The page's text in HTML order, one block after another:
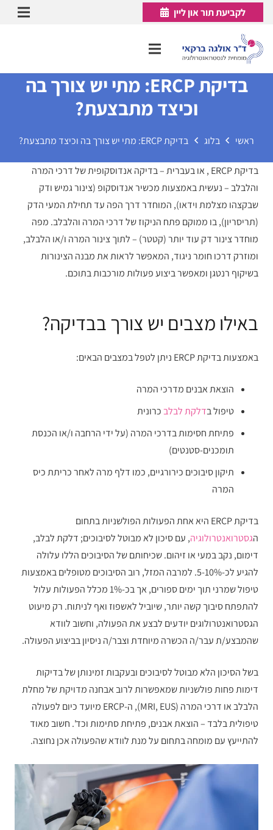
לקביעת תור און ליין
בדיקת ERCP: מתי יש צורך בה
וכיצד מתבצעת?
ראשי בלוג בדיקת ERCP: מתי יש צורך בה וכיצד מתבצעת?
בדיקת ERCP , או בעברית – בדיקה אנדוסקופית של דרכי המרה
והלבלב – נעשית באמצעות מכשיר אנדוסקופ (צינור גמיש ודק
שבקצהו מצלמת וידאו), המוחדר דרך הפה עד תחילת המעי הדק
(תריסריון), בו ממוקם פתח הניקוז של דרכי המרה והלבלב. מפה
מוחדר צינור דק עוד יותר (קטטר) – לתוך צינור המרה ו/או הלבלב,
ומוזרק דרכו חומר ניגוד, המאפשר לראות את מבנה הצינורות
בשיקוף רנטגן ומאפשר ביצוע פעולות מורכבות בתוכם.
באילו מצבים יש צורך בבדיקה?
באמצעות בדיקת ERCP ניתן לטפל במצבים הבאים:
הוצאת אבנים מדרכי המרה
טיפול בדלקת לבלבכרונית
פתיחת חסימות בדרכי המרה (על ידי הרחבה ו/או הכנסת
תומכנים-סטנטים)
תיקון סיבוכים כירורגיים, כמו דלף מרה לאחר כריתת כיס
המרה
בדיקת ERCP היא אחת הפעולות הפולשניות בתחום
הגסטרואנטרולוגיה, עם סיכון לא מבוטל לסיבוכים; דלקת לבלב,
דימום, נקב במעי או זיהום. שכיחותם של הסיבוכים הללו עלולה
להגיע לכ-5-10%. למרבה המזל, רוב הסיבוכים מטופלים באמצעות
טיפול שמרני תוך ימים ספורים, אך בכ-1% מכלל הפעולות עלול
להתפתח סיבוך קשה יותר, שיוביל לאשפוז ואף לניתוח. רק מיעוט
הגסטרואנטרולוגים יודעים לבצע את הפעולה, וחשוב לוודא
שהמבצע/ת עבר/ה הכשרה מיוחדת וצבר/ה ניסיון בביצוע הפעולה.
בשל הסיכון הלא מבוטל לסיבוכים ובעקבות זמינותן של בדיקות
דימות פחות פולשניות שמאפשרות לרוב אבחנה מדויקת של מחלת
הלבלב או דרכי המרה (MRI, EUS), ה-ERCP מיועד כיום לפעולה
טיפולית בלבד – הוצאת אבנים, פתיחת סתימות וכד'. חשוב מאוד
להתייעץ עם מומחה בתחום על מנת לוודא שהפעולה אכן נחוצה.